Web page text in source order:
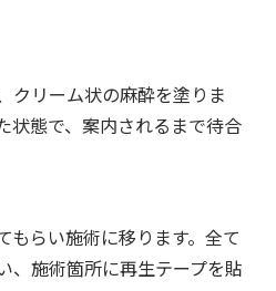
クリーム状の麻酔を塗りま
状態で、案内されるまで待合
もらい施術に移ります。全て
、施術箇所に再生テープを貼